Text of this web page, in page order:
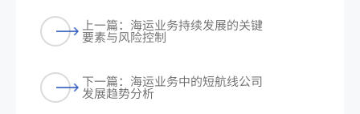
上一篇：海运业务持续发展的关键
要素与风险控制
下一篇：海运业务中的短航线公司
发展趋势分析